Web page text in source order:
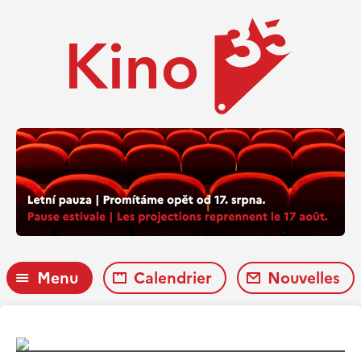
Menu Calendrier Nouvelles